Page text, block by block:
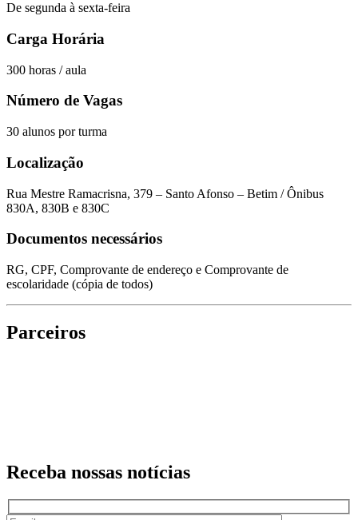
De segunda à sexta-feira
Carga Horária
300 horas / aula
Número de Vagas
30 alunos por turma
Localização
Rua Mestre Ramacrisna, 379 – Santo Afonso – Betim / Ônibus
830A, 830B e 830C
Documentos necessários
RG, CPF, Comprovante de endereço e Comprovante de
escolaridade (cópia de todos)
Parceiros
Receba nossas notícias